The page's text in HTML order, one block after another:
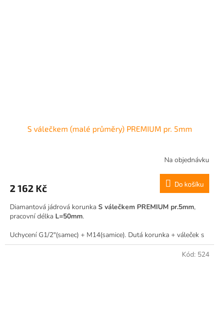
S válečkem (malé průměry) PREMIUM pr. 5mm
Na objednávku
2 162 Kč Do košíku
Diamantová jádrová korunka S válečkem PREMIUM pr.5mm,
pracovní délka L=50mm.
Uchycení G1/2"(samec) + M14(samice). Dutá korunka + váleček s
boční drážkou pro vodní výplach.
Kód: 524